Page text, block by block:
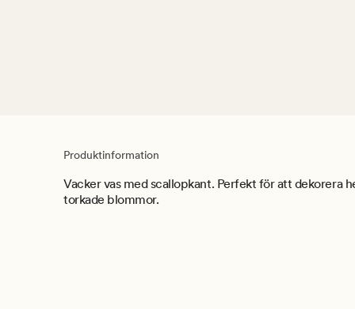
Produktinformation
Vacker vas med scallopkant. Perfekt för att dekorera
torkade blommor.